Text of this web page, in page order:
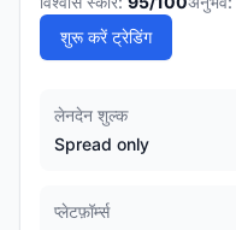
शुरू करें ट्रेडिंग
लेनदेन शुल्क
Spread only
प्लेटफ़ॉर्म्स